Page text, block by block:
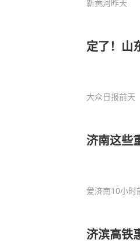
新黄河昨天
定了！山
大众日报前天
济南这些
爱济南10小时
济滨高铁